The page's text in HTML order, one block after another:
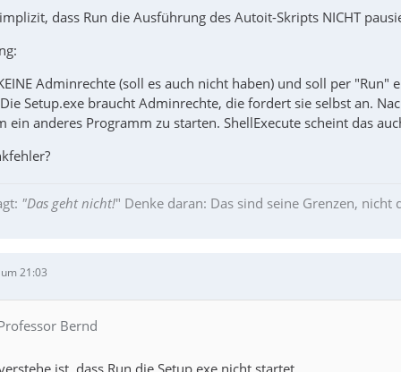
dass Run die Ausführung des Autoit-Skripts NICHT
Adminrechte (soll es auch nicht haben) und soll per "Run"
Setup.exe braucht Adminrechte, die fordert sie selbst an.
ein anderes Programm zu starten. ShellExecute scheint das
"Das geht nicht!" Denke daran: Das sind seine Grenzen, nicht
21:03
Bernd